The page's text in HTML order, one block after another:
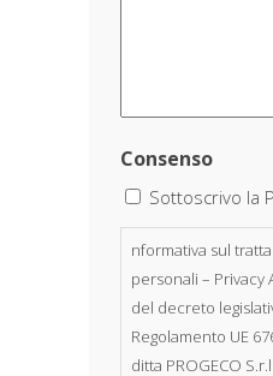
Consenso
Sottoscrivo la
nformativa sul
personali – Privacy
del decreto
Regolamento UE
ditta PROGECO